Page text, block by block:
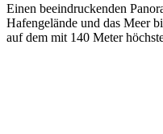
Einen beeindruckenden
Hafengelände und das Meer
auf dem mit 140 Meter